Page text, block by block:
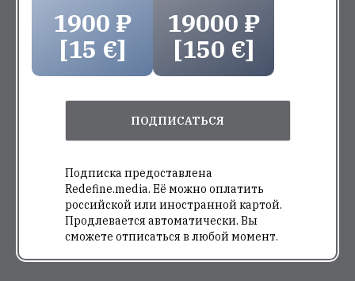
1900 ₽
[15 €]
19000 ₽
[150 €]
ПОДПИСАТЬСЯ
Подписка предоставлена
Redefine.media. Её можно оплатить
российской или иностранной картой.
Продлевается автоматически. Вы
сможете отписаться в любой момент.